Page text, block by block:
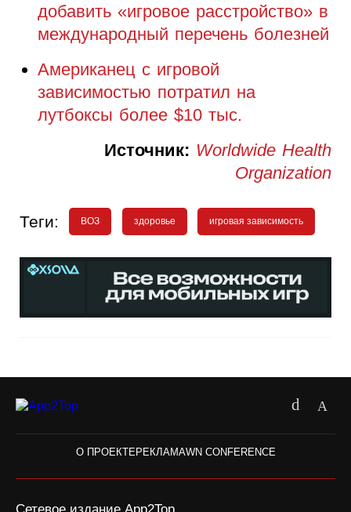
добавить «игровое расстройство» в
международный перечень болезней
Американец с игровой
зависимостью потратил на
лутбоксы более $10 тыс.
Источник: Worldwide Health
Organization
Теги: ВОЗ здоровье игровая зависимость
О ПРОЕКТЕРЕКЛАМАWN CONFERENCE